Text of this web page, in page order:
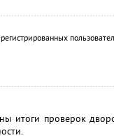
итоги проверок